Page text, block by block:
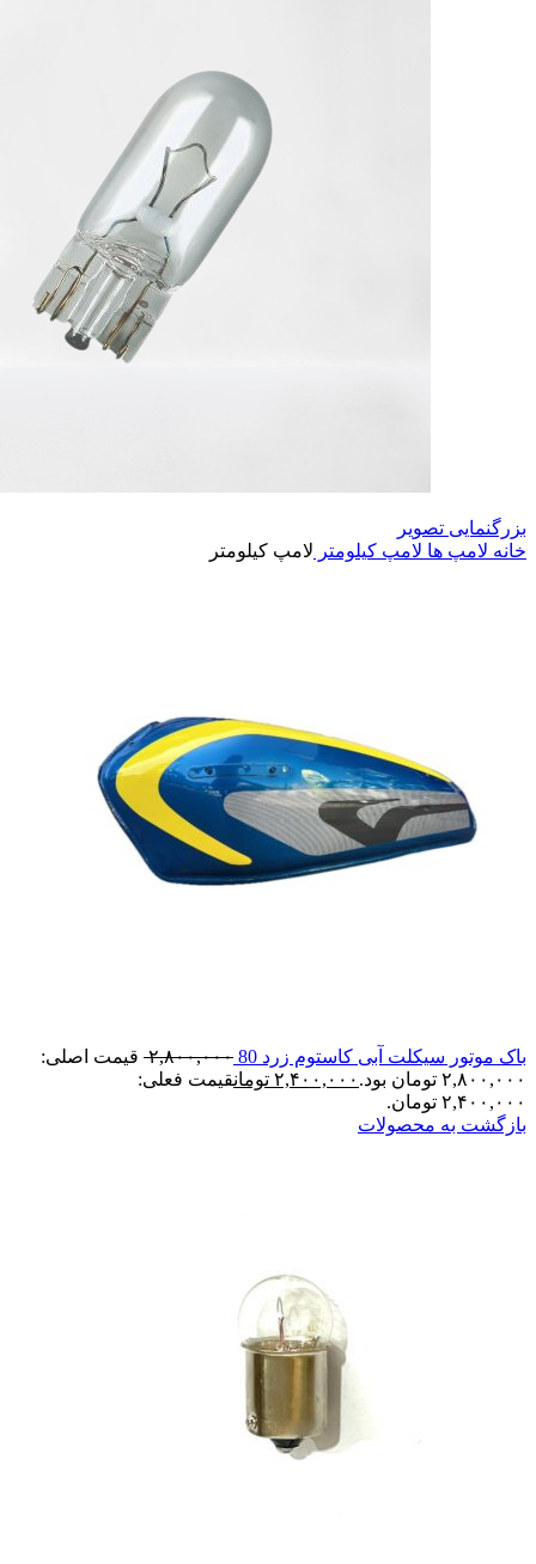
بزرگنمایی تصویر
خانه لامپ ها لامپ کیلومتر لامپ کیلومتر
باک موتور سیکلت آبی کاستوم زرد 80 ۲,۸۰۰,۰۰۰ قیمت اصلی:
۲,۸۰۰,۰۰۰ تومان بود.
۲,۴۰۰,۰۰۰ تومانقیمت فعلی:
۲,۴۰۰,۰۰۰ تومان.
بازگشت به محصولات